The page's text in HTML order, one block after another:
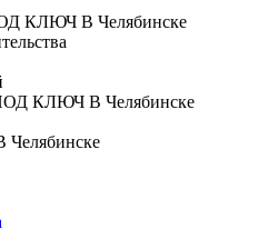
КЛЮЧ В Челябинске
КЛЮЧ В Челябинске